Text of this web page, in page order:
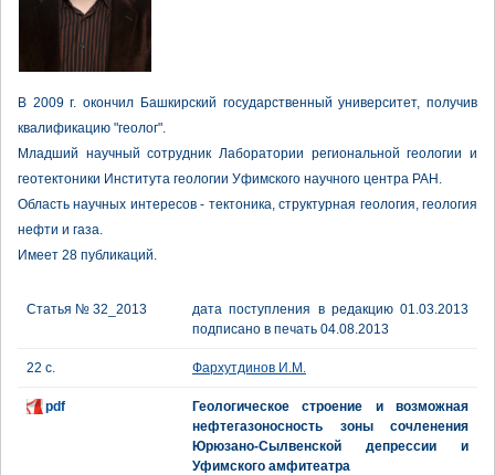
В 2009 г. окончил Башкирский государственный университет, получив
квалификацию "геолог".
Младший научный сотрудник Лаборатории региональной геологии и
геотектоники Института геологии Уфимского научного центра РАН.
Область научных интересов - тектоника, структурная геология, геология
нефти и газа.
Имеет 28 публикаций.
Статья № 32_2013
дата поступления в редакцию 01.03.2013
подписано в печать 04.08.2013
22 с. Фархутдинов И.М.
pdf
Геологическое строение и возможная
нефтегазоносность зоны сочленения
Юрюзано-Сылвенской депрессии и
Уфимского амфитеатра